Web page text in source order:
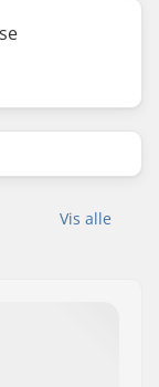
Vis alle